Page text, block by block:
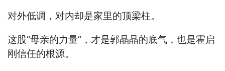
对外低调，对内却是家里的顶梁柱。
这股“母亲的力量”，才是郭晶晶的底气，也是霍启
刚信任的根源。